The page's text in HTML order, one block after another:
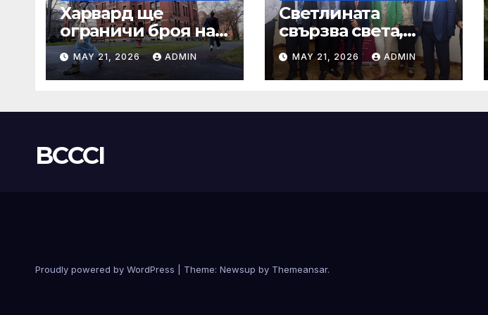
Харвард ще
ограничи броя на
A-класите, въпреки
силната съпротива
на студентите
MAY 21, 2026 ADMIN
Светлината
свързва света,
мъдростта води
бъдещето
MAY 21, 2026 ADMIN
BCCCI
Proudly powered by WordPress Theme: Newsup by Themeansar.